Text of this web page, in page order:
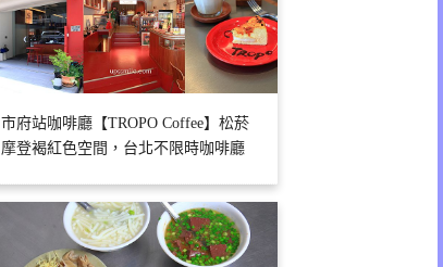
市府站咖啡廳【TROPO Coffee】松菸
摩登褐紅色空間，台北不限時咖啡廳